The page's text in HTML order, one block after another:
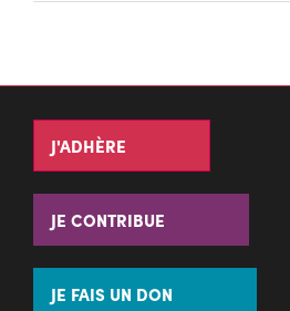
J'ADHÈRE
JE CONTRIBUE
JE FAIS UN DON